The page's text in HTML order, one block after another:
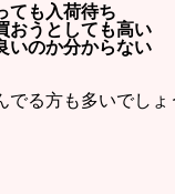
ても入荷待ち
おうとしても高い
いのか分からない
でる方も多いでしょ